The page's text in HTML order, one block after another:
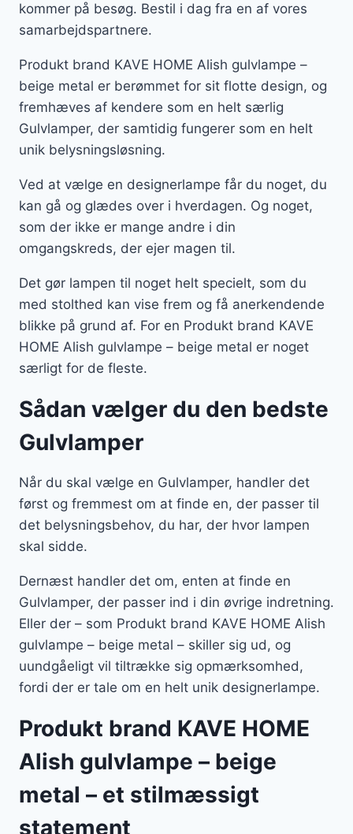
kommer på besøg. Bestil i dag fra en af vores
samarbejdspartnere.
Produkt brand KAVE HOME Alish gulvlampe –
beige metal er berømmet for sit flotte design, og
fremhæves af kendere som en helt særlig
Gulvlamper, der samtidig fungerer som en helt
unik belysningsløsning.
Ved at vælge en designerlampe får du noget, du
kan gå og glædes over i hverdagen. Og noget,
som der ikke er mange andre i din
omgangskreds, der ejer magen til.
Det gør lampen til noget helt specielt, som du
med stolthed kan vise frem og få anerkendende
blikke på grund af. For en Produkt brand KAVE
HOME Alish gulvlampe – beige metal er noget
særligt for de fleste.
Sådan vælger du den bedste
Gulvlamper
Når du skal vælge en Gulvlamper, handler det
først og fremmest om at finde en, der passer til
det belysningsbehov, du har, der hvor lampen
skal sidde.
Dernæst handler det om, enten at finde en
Gulvlamper, der passer ind i din øvrige indretning.
Eller der – som Produkt brand KAVE HOME Alish
gulvlampe – beige metal – skiller sig ud, og
uundgåeligt vil tiltrække sig opmærksomhed,
fordi der er tale om en helt unik designerlampe.
Produkt brand KAVE HOME
Alish gulvlampe – beige
metal – et stilmæssigt
statement